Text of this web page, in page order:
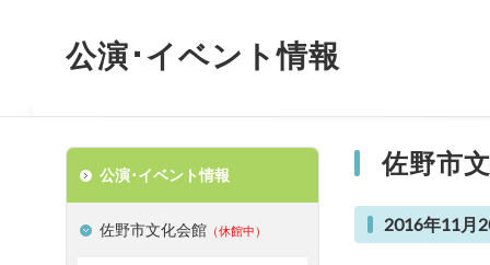
公演･イベント情報
佐野市
2016年11月
公演･イベント情報
佐野市文化会館 （休館中）